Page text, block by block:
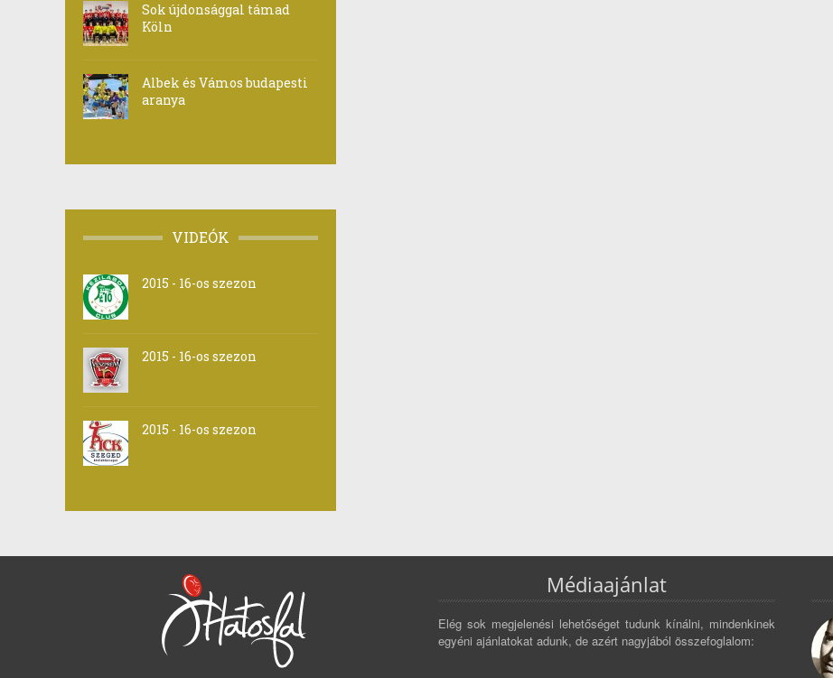
Sok újdonsággal támad
Köln
Albek és Vámos budapesti
aranya
VIDEÓK
2015 - 16-os szezon
2015 - 16-os szezon
2015 - 16-os szezon
Médiaajánlat
Elég sok megjelenési lehetőséget tudunk kínálni, mindenkinek
egyéni ajánlatokat adunk, de azért nagyjából összefoglalom: